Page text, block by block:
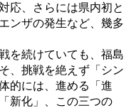
応、さらには県内初と
ンザの発生など、幾多
を続けていても、福島
、挑戦を絶えず「シン
的には、進める「進
新化」、この三つの